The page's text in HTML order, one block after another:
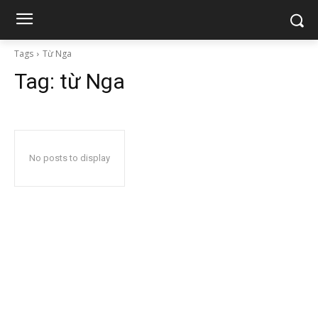
Tags Từ Nga
Tag: từ Nga
No posts to display